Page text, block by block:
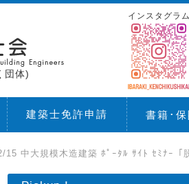
団体)
インスタグラム
建築士免許申請 書籍･保
15 中大規模木造建築 ﾎﾟｰﾀﾙ ｻｲﾄ ｾﾐﾅｰ「